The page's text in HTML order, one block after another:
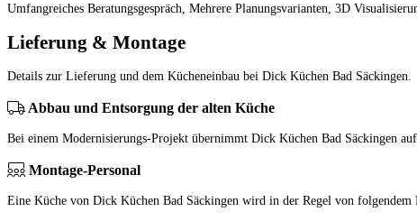
Umfangreiches Beratungsgespräch, Mehrere Planungsvarianten, 3D
Lieferung & Montage
Details zur Lieferung und dem Kücheneinbau bei Dick Küchen Bad Säckingen.
Abbau und Entsorgung der alten Küche
Bei einem Modernisierungs-Projekt übernimmt Dick Küchen Bad Säckingen
Montage-Personal
Eine Küche von Dick Küchen Bad Säckingen wird in der Regel von folgendem